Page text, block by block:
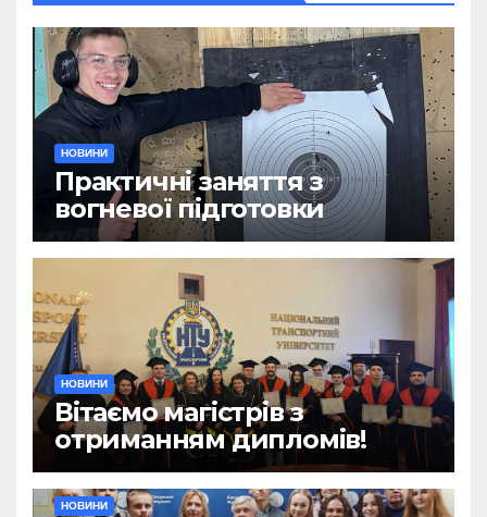
НОВИНИ
Практичні заняття з
вогневої підготовки
НОВИНИ
Вітаємо магістрів з
отриманням дипломів!
НОВИНИ